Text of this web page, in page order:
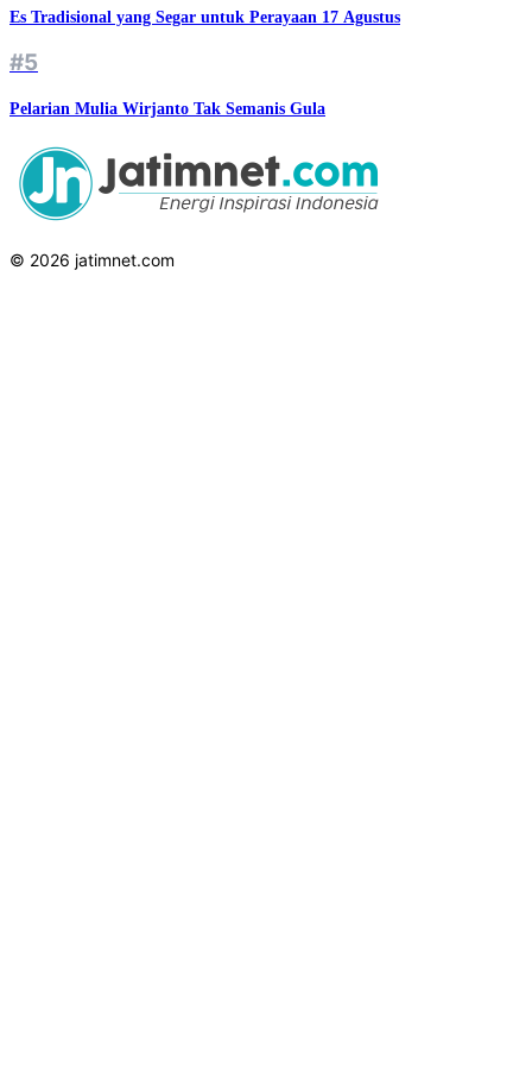
Es Tradisional yang Segar untuk Perayaan 17 Agustus
#5
Pelarian Mulia Wirjanto Tak Semanis Gula
© 2026 jatimnet.com